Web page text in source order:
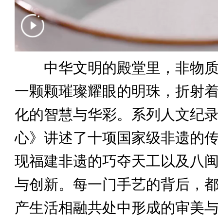
中华文明的殿堂里，非物质
一颗颗璀璨耀眼的明珠，折射
化的智慧与华彩。系列人文纪
心》讲述了十项国家级非遗的
现福建非遗的巧夺天工以及八
与创新。每一门手艺的背后，
产生活相融共处中形成的审美